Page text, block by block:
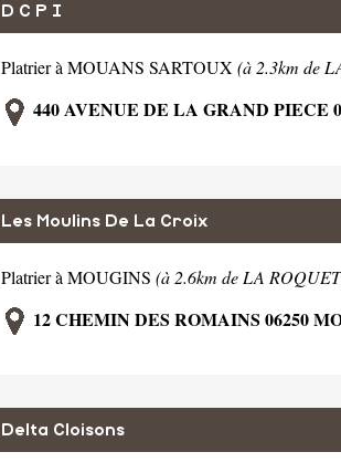
D C P I
Platrier à MOUANS SARTOUX (à 2.3km de
440 AVENUE DE LA GRAND PIECE
Les Moulins De La Croix
Platrier à MOUGINS (à 2.6km de LA
12 CHEMIN DES ROMAINS 06250
Delta Cloisons